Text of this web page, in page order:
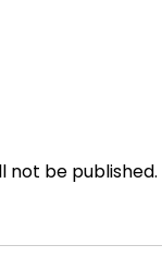
not be published.